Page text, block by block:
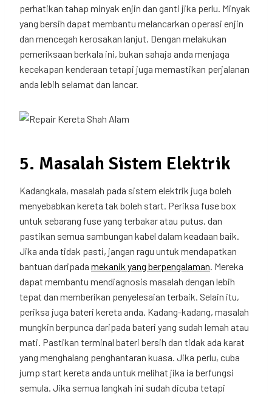
perhatikan tahap minyak enjin dan ganti jika perlu. Minyak
yang bersih dapat membantu melancarkan operasi enjin
dan mencegah kerosakan lanjut. Dengan melakukan
pemeriksaan berkala ini, bukan sahaja anda menjaga
kecekapan kenderaan tetapi juga memastikan perjalanan
anda lebih selamat dan lancar.
5. Masalah Sistem Elektrik
Kadangkala, masalah pada sistem elektrik juga boleh
menyebabkan kereta tak boleh start. Periksa fuse box
untuk sebarang fuse yang terbakar atau putus. dan
pastikan semua sambungan kabel dalam keadaan baik.
Jika anda tidak pasti, jangan ragu untuk mendapatkan
bantuan daripada mekanik yang berpengalaman. Mereka
dapat membantu mendiagnosis masalah dengan lebih
tepat dan memberikan penyelesaian terbaik. Selain itu,
periksa juga bateri kereta anda. Kadang-kadang, masalah
mungkin berpunca daripada bateri yang sudah lemah atau
mati. Pastikan terminal bateri bersih dan tidak ada karat
yang menghalang penghantaran kuasa. Jika perlu, cuba
jump start kereta anda untuk melihat jika ia berfungsi
semula. Jika semua langkah ini sudah dicuba tetapi